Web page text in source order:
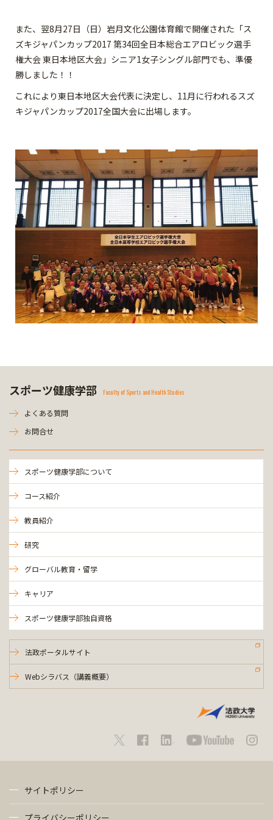
また、翌8月27日（日）岩月文化公園体育館で開催された「ス
ズキジャパンカップ2017 第34回全日本総合エアロビック選手
権大会 東日本地区大会」シニア1女子シングル部門でも、準優
勝しました！！
これにより東日本地区大会代表に決定し、11月に行われるスズ
キジャパンカップ2017全国大会に出場します。
スポーツ健康学部 Faculty of Sports and Health Studies
よくある質問
お問合せ
スポーツ健康学部について
コース紹介
教員紹介
研究
グローバル教育・留学
キャリア
スポーツ健康学部独自資格
法政ポータルサイト
Webシラバス（講義概要）
サイトポリシー
プライバシーポリシー